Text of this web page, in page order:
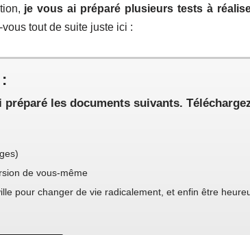
je vous ai préparé plusieurs tests à
vous tout de suite juste ici :
les documents suivants.
de vous-même
pour changer de vie radicalement, et enfin être